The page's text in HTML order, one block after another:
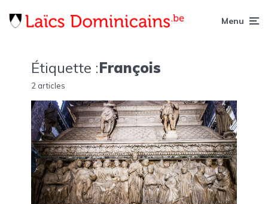
Menu
Étiquette :François
2 articles